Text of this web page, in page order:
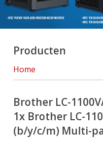
Producten
Home
Brother LC-
1x Brother LC-
(b/y/c/m) Multi-